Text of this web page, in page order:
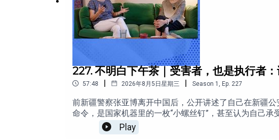
00:00 intro
03:31 为什么开始创作《画说我的一生》
07:01 文革开始时刘海鸥的经历和对自己的思想改造
14:20 把“万寿无疆”写成“无寿无疆”，险些送命
24:53 刘海鸥目睹到的文革中的暴力
33:07 文革后的觉醒之路；没有送别父亲到干校成为终生遗憾
39:25 刘海鸥的家世和父亲晚年的判断“共产党比国民党最坏的时
227. 不明白下午茶｜受害者，也是执行者
57:48 | 2026年8月5日星期三 | Season 1 Ep. 227
前新疆警察张亚博离开中国后，公开讲述了自己在新疆
命令，是国家机器里的一枚“小螺丝钉”，甚至认为自己
自己受到的伤害，却很难看见自己帮助体制给别人造成
中同时成为受压迫者和执行者；为什么中国社会如此熟
Play